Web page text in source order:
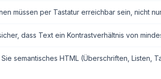
müssen per Tastatur erreichbar sein, nicht
dass Text ein Kontrastverhältnis von
semantisches HTML (Überschriften, Listen,